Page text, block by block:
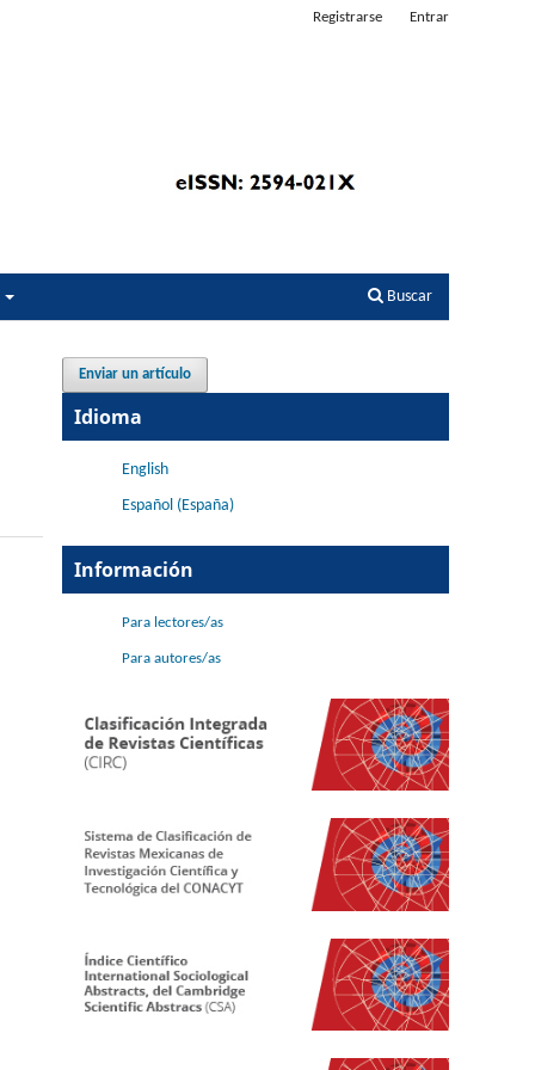
Buscar
Registrarse Entrar
Enviar un artículo
Idioma
English
Español (España)
Información
Para lectores/as
Para autores/as